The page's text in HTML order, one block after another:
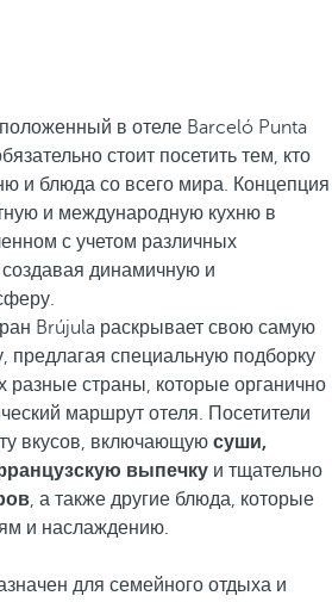
в отеле Barceló Punta
стоит посетить тем, кто
и блюда со всего мира. Концепция
и международную кухню в
с учетом различных
динамичную и
Brújula раскрывает свою самую
предлагая специальную подборку
страны, которые органично
маршрут отеля. Посетители
вкусов, включающую суши,
выпечку и тщательно
, а также другие блюда, которые
и наслаждению.
для семейного отдыха и